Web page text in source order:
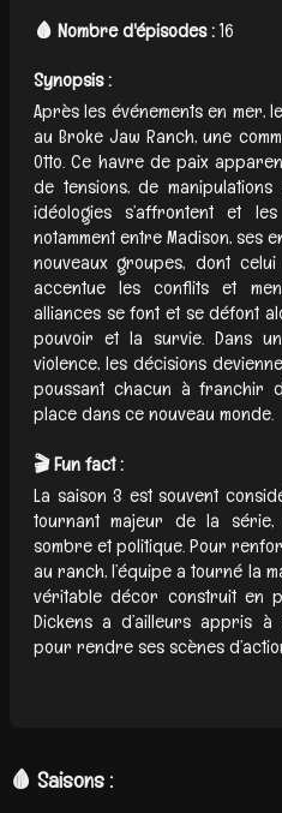
🩸 Nombre d'épisodes :16
Synopsis :
Après les événements en mer,
au Broke Jaw Ranch, une
Otto. Ce havre de paix
de tensions, de
idéologies s’affrontent et
notamment entre Madison, ses
nouveaux groupes, dont
accentue les conflits et
alliances se font et se défont
pouvoir et la survie. Dans
violence, les décisions
poussant chacun à franchir
place dans ce nouveau monde.
🎬 Fun fact :
La saison 3 est souvent
tournant majeur de la
sombre et politique. Pour
au ranch, l’équipe a tourné la
véritable décor construit en
Dickens a d’ailleurs appris
pour rendre ses scènes
🩸 Saisons :